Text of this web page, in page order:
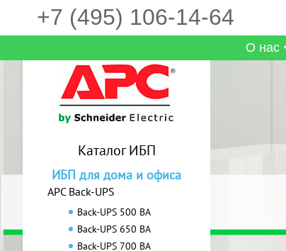
+7 (495) 106-14-64
О нас
Каталог ИБП
ИБП для дома и офиса
APC Back-UPS
Back-UPS 500 ВА
Back-UPS 650 ВА
Back-UPS 700 ВА